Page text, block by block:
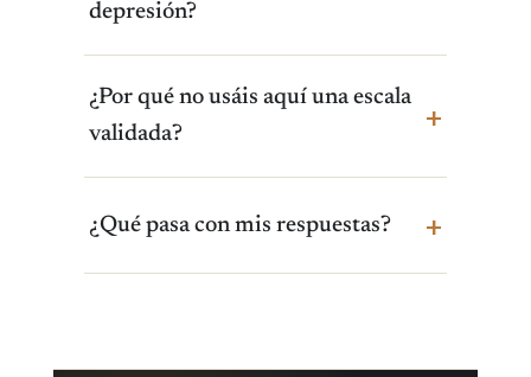
depresión?
¿Por qué no usáis aquí una escala
validada?
¿Qué pasa con mis respuestas?